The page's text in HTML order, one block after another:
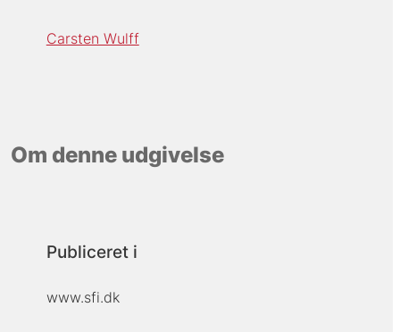
Carsten Wulff
Om denne udgivelse
Publiceret i
www.sfi.dk